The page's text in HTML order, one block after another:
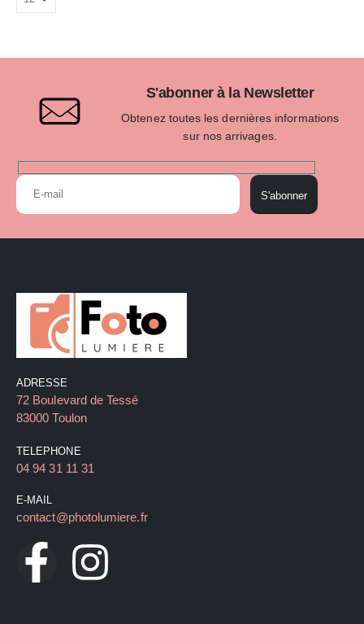
S'abonner à la Newsletter
Obtenez toutes les dernières informations
sur nos arrivages.
S'abonner
ADRESSE
72 Boulevard de Tessé
83000 Toulon
TELEPHONE
04 94 31 11 31
E-MAIL
contact@photolumiere.fr